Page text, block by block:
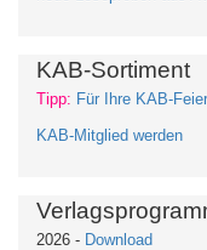
KAB-Sortiment
Tipp: Für Ihre KAB-
KAB-Mitglied werden
2026 - Download